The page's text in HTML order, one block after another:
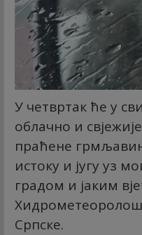
У четвртак ће у
облачно и
праћене
истоку и југу уз
градом и јаким
Српске.